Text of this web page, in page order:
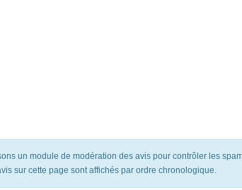
un module de modération des avis pour contrôler les
sur cette page sont affichés par ordre chronologique.